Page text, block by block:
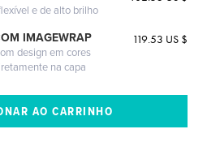
e de alto brilho
IMAGEWRAP
design em cores
na capa
119.53 US $